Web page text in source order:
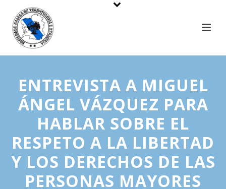
ENTREVISTA A MIGUEL
ÁNGEL VÁZQUEZ PARA
HABLAR SOBRE EL
RESPETO A LA LIBERTAD
Y LOS DERECHOS DE LAS
PERSONAS MAYORES